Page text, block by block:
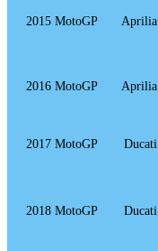
2015 MotoGP Aprilia
2016 MotoGP Aprilia
2017 MotoGP Ducati
2018 MotoGP Ducati